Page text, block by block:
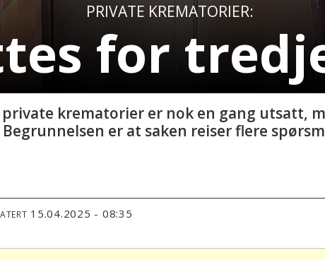
PRIVATE KREMATORIER:
for
krematorier er nok en gang utsatt,
er at saken reiser flere
15.04.2025 - 08:35